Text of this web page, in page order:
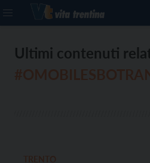
Ultimi contenuti